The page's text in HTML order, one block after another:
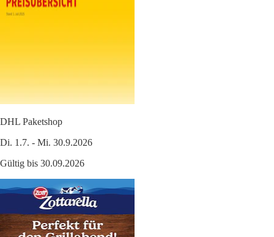
DHL Paketshop
Di. 1.7. - Mi. 30.9.2026
Gültig bis 30.09.2026